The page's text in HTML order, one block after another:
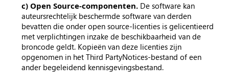
c) Open Source-componenten. De software kan
auteursrechtelijk beschermde software van derden
bevatten die onder open source-licenties is gelicentieerd
met verplichtingen inzake de beschikbaarheid van de
broncode geldt. Kopieën van deze licenties zijn
opgenomen in het Third PartyNotices-bestand of een
ander begeleidend kennisgevingsbestand.